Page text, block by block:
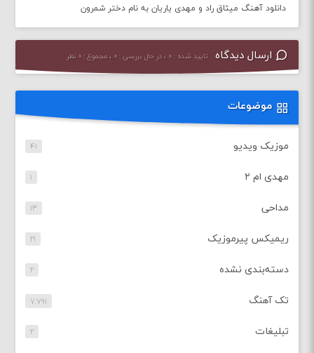
دانلود آهنگ میثاق راد و مهدی یاریان به نام دختر شمرون
ارسال دیدگاه تایید شده : ۰ ، در حال بررسی : ۰ ، مجموع : ۰ نظر
موضوعات
موزیک ویدیو ۴۱
مهدی ام ۲ ۱
مداحی ۱۳
ریمیکس پیرموزیک ۲۱
دسته‌بندی نشده ۲
تک آهنگ ۷,۷۹۱
تبلیغات ۲